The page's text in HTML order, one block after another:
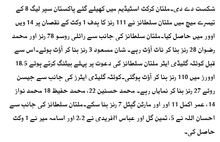
شکست دے دی۔ملتان کرکٹ اسٹیڈیم میں کھیلے گئے پاکستان سپر لیگ 8 کے
تیسرے میچ میں ملتان سلطانز نے 111 رنز کا ہدف 1 وکٹ کے نقصان پر 14 ویں
اوور میں حاصل کیا۔ملتان سلطانز کی جانب سے رائلی روسو 78 رنز اور محمد
رضوان 28 رنز بنا کر ناٹ آؤٹ رہے۔ شان مسعود 3 رنز بنا کر آؤٹ ہوئے۔اس سے
قبل کوئٹہ گلیڈی ایٹر ملتان سلطانز کی دعوت پر پہلے بیٹنگ کرتے ہوئے 18.5
اوورز میں 110 رنز بنا کر آؤٹ ہوگئی۔کوئٹہ گلیڈی ایٹرز کی جانب سے جیسن
روئے 27 رنز بنا کر نمایاں رہے۔ محمد حسنین 22، محمد حفیظ 18 محمد نواز
14، عمر اکمل 11 اور اور مارٹن گپٹل 7 رنز بنا سکے۔ملتان سلطانز کی جانب سے
احسان اللہ نے 5، ثمین گل اور عباس ا?فریدی نے 2،2 اور اسامہ میر نے 1 وکٹ
حاصل کی۔